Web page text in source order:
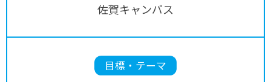
佐賀キャンパス
目標・テーマ